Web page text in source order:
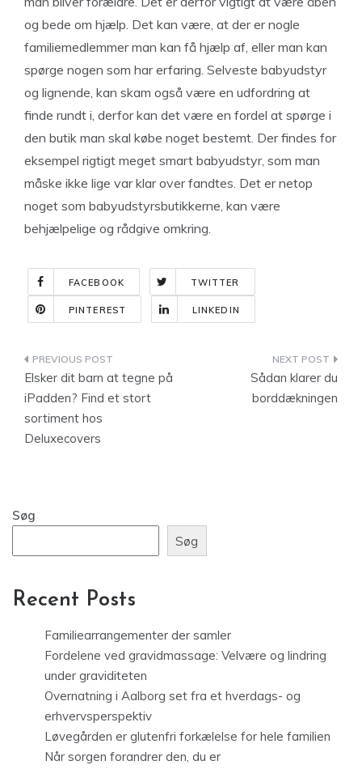
og bede om hjælp. Det kan være, at der er nogle
familiemedlemmer man kan få hjælp af, eller man kan
spørge nogen som har erfaring. Selveste babyudstyr
og lignende, kan skam også være en udfordring at
finde rundt i, derfor kan det være en fordel at spørge i
den butik man skal købe noget bestemt. Der findes for
eksempel rigtigt meget smart babyudstyr, som man
måske ikke lige var klar over fandtes. Det er netop
noget som babyudstyrsbutikkerne, kan være
behjælpelige og rådgive omkring.
FACEBOOK TWITTER
PINTEREST LINKEDIN
Indlægsnavigation
Elsker dit barn at tegne på
iPadden? Find et stort
sortiment hos
Deluxecovers
Sådan klarer du
borddækningen
Søg
Søg
Recent Posts
Familiearrangementer der samler
Fordelene ved gravidmassage: Velvære og lindring
under graviditeten
Overnatning i Aalborg set fra et hverdags- og
erhvervsperspektiv
Løvegården er glutenfri forkælelse for hele familien
Når sorgen forandrer den, du er